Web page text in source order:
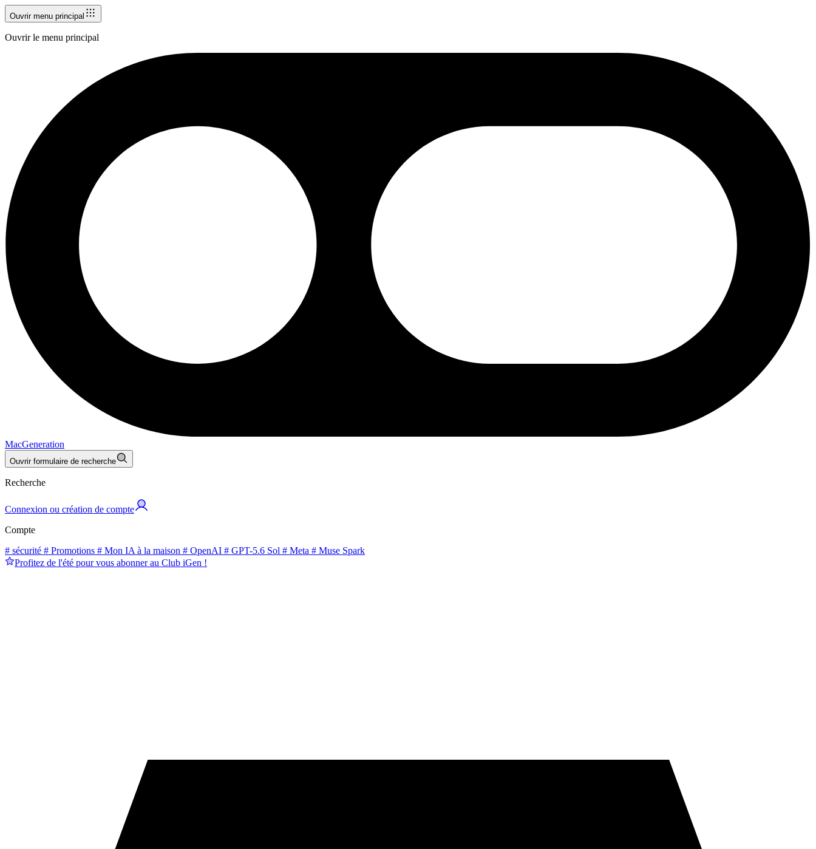
Ouvrir menu principal
Ouvrir le menu principal
MacGeneration
Ouvrir formulaire de recherche
Recherche
Connexion ou création de compte
Compte
# sécurité # Promotions # Mon IA à la maison # OpenAI # GPT-5.6 Sol # Meta # Muse Spark
Profitez de l'été pour vous abonner au Club iGen !